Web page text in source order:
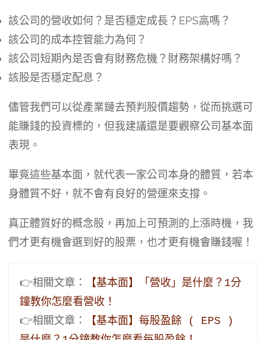
該公司的營收如何？是否穩定成長？EPS高嗎？
該公司的成本控管能力為何？
該公司短期內是否會有財務危機？財務架構好嗎？
該股是否穩定配息？
儘管我們可以從產業鏈去預判股價趨勢，從而挑選可
能賺錢的投資標的，但我建議還是要觀察公司基本面
表現。
畢竟這些基本面，就代表一家公司本身的體質，若本
身體質不好，就不會有良好的營運來支撐。
真正體質好的概念股，再加上可預測的上漲時機，我
們才更有機會選到好的股票，也才更有機會賺錢喔！
👉相關文章：
【基本面】「營收」是什麼？1分
鐘教你怎麼看營收！
👉相關文章：
【基本面】每股盈餘 ( EPS )